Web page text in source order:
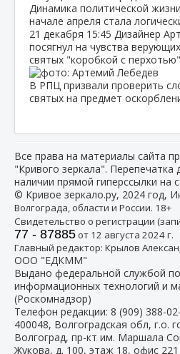
Динамика политической
начале апреля стала
21 декабря 15:45 Дизайнер
посягнул на чувства
святых "коробкой с перхотью"
В РПЦ призвали проверить
святых на предмет
Все права на материалы сайта
"Кривого зеркала". Перепечатка
наличии прямой гиперссылки на
© Кривое зеркало.ру, 2024 год, И
Волгограда, области и России. 18+
Свидетельство о регистрации
77 - 87885от 12 августа 2024 г.
Главный редактор: Крылов
ООО "ЕДКММ"
Выдано федеральной службой
информационных технологий и
(Роскомнадзор)
Телефон редакции: 8 (909) 388-
400048, Волгоградская обл, г.о.
Волгоград, пр-кт им. Маршала
Жукова, д. 100, этаж 18, офис 221